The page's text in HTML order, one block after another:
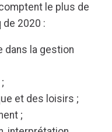
le plus de
2020 :
dans la gestion
et des loisirs ;
;